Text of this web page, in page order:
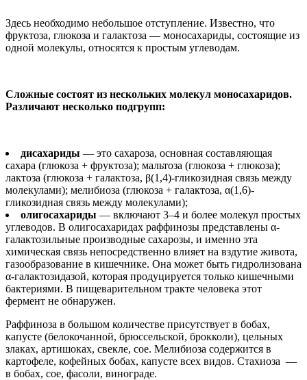
Здесь необходимо небольшое отступление. Известно, что
фруктоза, глюкоза и галактоза — моносахариды, состоящие из
одной молекулы, относятся к простым углеводам.
Сложные состоят из нескольких молекул моносахаридов.
Различают несколько подгрупп:
дисахариды — это сахароза, основная составляющая
сахара (глюкоза + фруктоза); мальтоза (глюкоза + глюкоза);
лактоза (глюкоза + галактоза, β(1,4)-гликозидная связь между
молекулами); мелибиоза (глюкоза + галактоза, α(1,6)-
гликозидная связь между молекулами);
олигосахариды — включают 3–4 и более молекул простых
углеводов. В олигосахаридах раффинозы представлены α-
галактозильные производные сахарозы, и именно эта
химическая связь непосредственно влияет на вздутие живота,
газообразование в кишечнике. Она может быть гидролизована
α-галактозидазой, которая продуцируется только кишечными
бактериями. В пищеварительном тракте человека этот
фермент не обнаружен.
Раффиноза в большом количестве присутствует в бобах,
капусте (белокочанной, брюссельской, брокколи), цельных
злаках, артишоках, свекле, сое. Мелибиоза содержится в
картофеле, кофейных бобах, капусте всех видов. Стахиоза —
в бобах, сое, фасоли, винограде.